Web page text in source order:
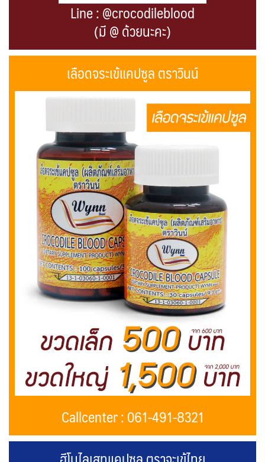
Line : @crocodileblood
(มี @ ด้วยนะคะ)
เลือดจระเข้แคปซูล ตราวินน์
Callcenter : 061-491-8321